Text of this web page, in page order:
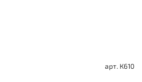
арт. К610